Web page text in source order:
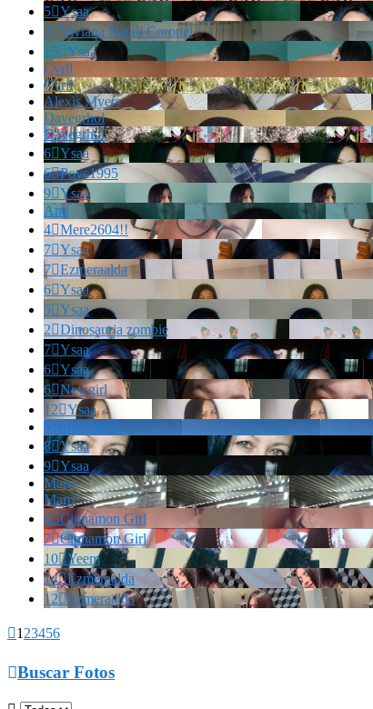
5Ysaa
2Viviana Natali Coronel
15Ysaa
Cvril
Cvril
Alexis Myers
Davegrhol
Davegrhol
6Ysaa
6Povc1995
9Ysaa
And
4Mere2604!!
7Ysaa
7Ezmeraalda
6Ysaa
5Ysaa
2Dinosauria zombie
7Ysaa
6Ysaa
6Newgirl
12Ysaa
Marianella!!!
8Ysaa
9Ysaa
Marrr
Marrr
6Cinnamon Girl
7Cinnamon Girl
10Yeem
14Ezmeraalda
12Ezmeraalda
1 23456
Buscar Fotos